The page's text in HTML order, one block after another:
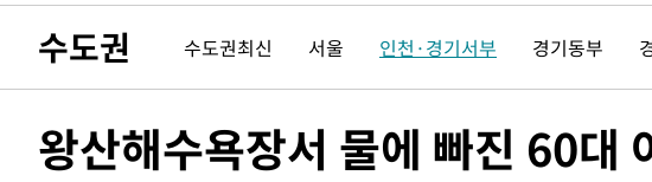
-28501초 전 >
'최고 37도' 폭염 지속…강원동해안 최대 150㎜ 비
-21627초 전 >[속보]뉴욕증시 상승 마감…S&P 0.6% 나스닥 1.3%↑
수도권 수도권최신 서울 인천·경기서부 경기동부
왕산해수욕장서 물에 빠진 60